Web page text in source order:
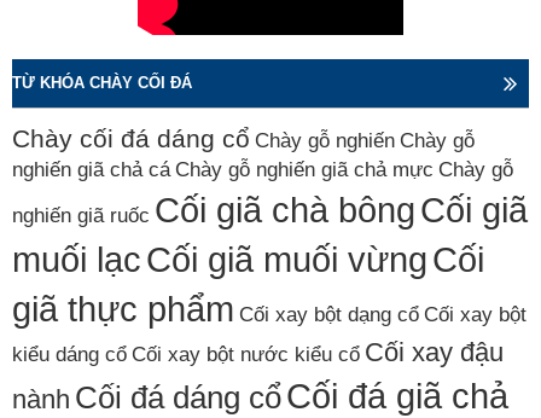
TỪ KHÓA CHÀY CỐI ĐÁ
Chày cối đá dáng cổ Chày gỗ nghiến Chày gỗ
nghiến giã chả cá Chày gỗ nghiến giã chả mực Chày gỗ
nghiến giã ruốc Cối giã chà bôngCối giã
muối lạcCối giã muối vừngCối
giã thực phẩm Cối xay bột dạng cổ Cối xay bột
kiểu dáng cổ Cối xay bột nước kiểu cổ Cối xay đậu
nành Cối đá dáng cổCối đá giã chả